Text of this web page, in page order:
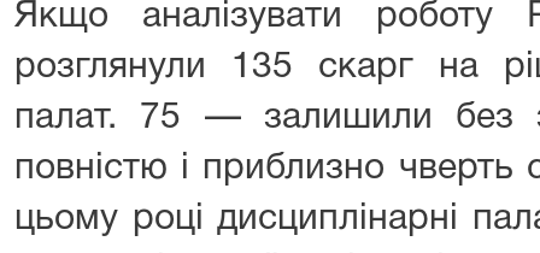
Якщо аналізувати
розглянули 135 скарг на
палат. 75 — залишили без
повністю і приблизно чверть
цьому році дисциплінарні